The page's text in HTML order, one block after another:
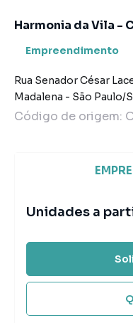
Harmonia da Vila -
Empreendimento
Rua Senador César
Madalena - São Paulo/
Código de origem:
Unidades a